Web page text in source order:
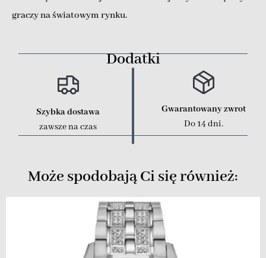
graczy na światowym rynku.
Dodatki
Szybka dostawa
zawsze na czas
Gwarantowany zwrot
Do 14 dni.
Może spodobają Ci się również: